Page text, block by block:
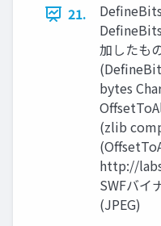
21.
加したも
bytes
(zlib
http://
SWFバイ
(JPEG)